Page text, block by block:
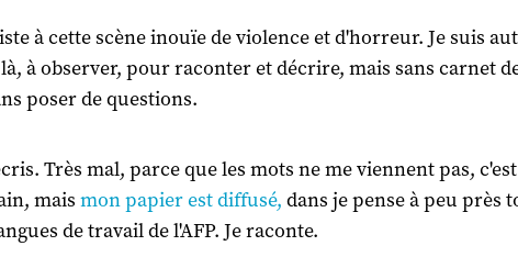
à cette scène inouïe de violence et d'horreur. Je suis
à observer, pour raconter et décrire, mais sans carnet
poser de questions.
Très mal, parce que les mots ne me viennent pas, c'est
mais mon papier est diffusé, dans je pense à peu près
de travail de l'AFP. Je raconte.